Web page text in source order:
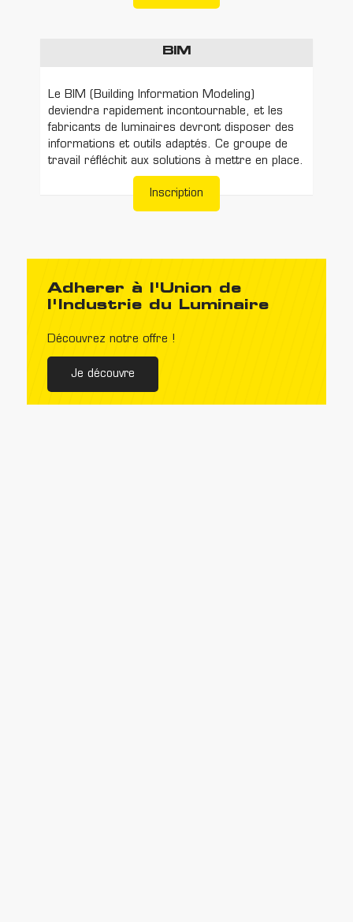
BIM
Le BIM (Building Information Modeling)
deviendra rapidement incontournable, et les
fabricants de luminaires devront disposer des
informations et outils adaptés. Ce groupe de
travail réfléchit aux solutions à mettre en place.
Inscription
Adherer à l'Union de
l'Industrie du Luminaire
Découvrez notre offre !
Je découvre